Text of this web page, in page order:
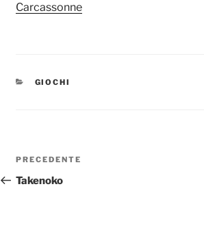
Carcassonne
CATEGORIE
GIOCHI
Navigazione
articoli
Articolo
precedente:
PRECEDENTE
Takenoko